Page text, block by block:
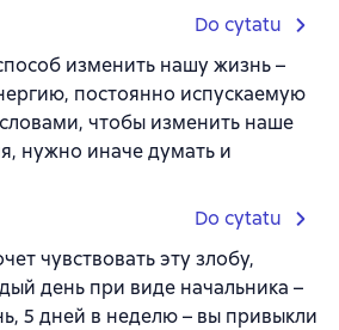
Do cytatu
изменить нашу жизнь –
постоянно испускаемую
чтобы изменить наше
нужно иначе думать и
Do cytatu
чувствовать эту злобу,
день при виде начальника –
5 дней в неделю – вы привыкли